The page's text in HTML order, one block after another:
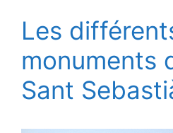
Les
monuments
Sant